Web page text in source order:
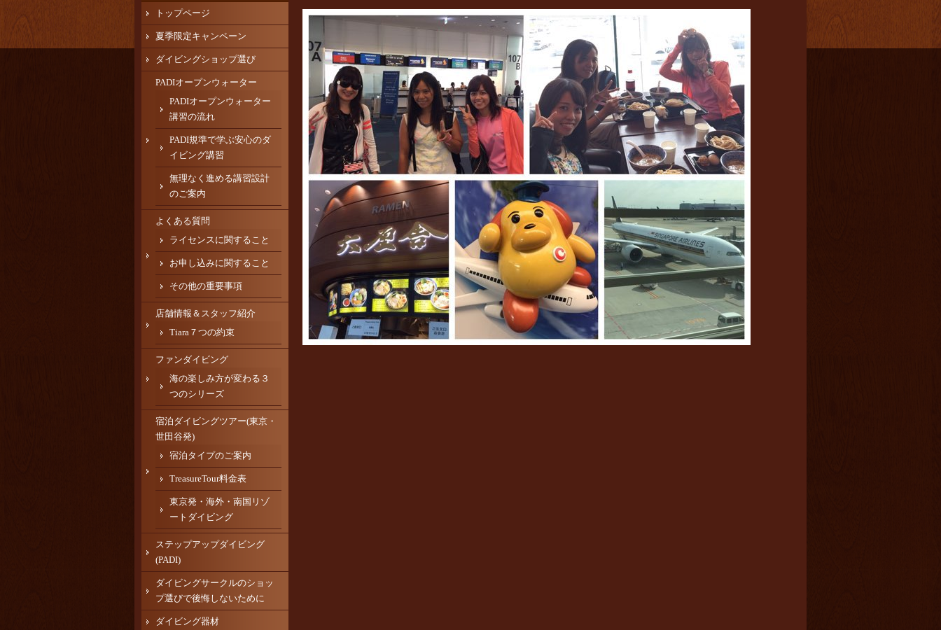
トップページ
夏季限定キャンペーン
ダイビングショップ選び
PADIオープンウォーター
PADIオープンウォーター
講習の流れ
PADI規準で学ぶ安心のダ
イビング講習
無理なく進める講習設計
のご案内
よくある質問
ライセンスに関すること
お申し込みに関すること
その他の重要事項
店舗情報＆スタッフ紹介
Tiara７つの約束
ファンダイビング
海の楽しみ方が変わる３
つのシリーズ
宿泊ダイビングツアー(東京・
世田谷発)
宿泊タイプのご案内
TreasureTour料金表
東京発・海外・南国リゾ
ートダイビング
ステップアップダイビング
(PADI)
ダイビングサークルのショッ
プ選びで後悔しないために
ダイビング器材